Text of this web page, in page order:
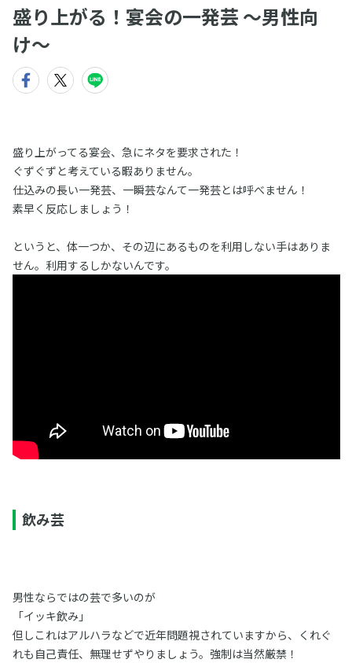
盛り上がる！宴会の一発芸 〜男性向
け〜
盛り上がってる宴会、急にネタを要求された！
ぐずぐずと考えている暇ありません。
仕込みの長い一発芸、一瞬芸なんて一発芸とは呼べません！
素早く反応しましょう！
というと、体一つか、その辺にあるものを利用しない手はありま
せん。利用するしかないんです。
飲み芸
男性ならではの芸で多いのが
「イッキ飲み」
但しこれはアルハラなどで近年問題視されていますから、くれぐ
れも自己責任、無理せずやりましょう。強制は当然厳禁！